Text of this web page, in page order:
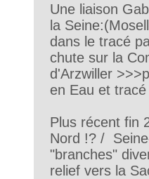
Une liaison
la
dans le tracé
chute sur la
d'Arzwiller
en Eau et
Plus récent fin
Nord !? /
"branches"
relief vers la